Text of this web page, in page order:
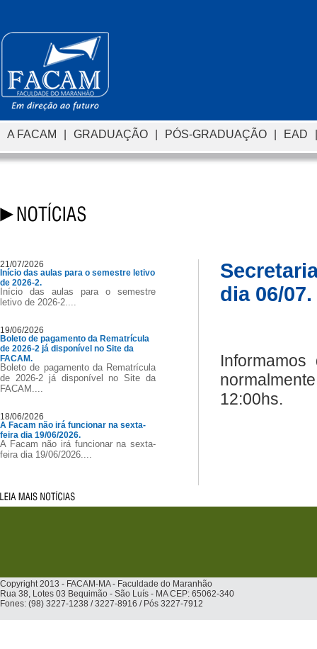
A FACAM | GRADUAÇÃO | PÓS-GRADUAÇÃO | EAD |
21/07/2026
Início das aulas para o semestre letivo
de 2026-2.
Início das aulas para o semestre
letivo de 2026-2....
19/06/2026
Boleto de pagamento da Rematrícula
de 2026-2 já disponível no Site da
FACAM.
Boleto de pagamento da Rematrícula
de 2026-2 já disponível no Site da
FACAM....
18/06/2026
A Facam não irá funcionar na sexta-
feira dia 19/06/2026.
A Facam não irá funcionar na sexta-
feira dia 19/06/2026....
dia 06/07.
12:00hs.
Copyright 2013 - FACAM-MA - Faculdade do Maranhão
Rua 38, Lotes 03 Bequimão - São Luís - MA CEP: 65062-340
Fones: (98) 3227-1238 / 3227-8916 / Pós 3227-7912